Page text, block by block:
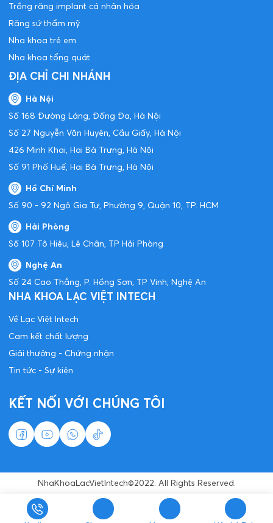
NHA KHOA LẠC VIỆT INTECH
Về Lạc Việt Intech
Cam kết chất lượng
Giải thưởng - Chứng nhận
Tin tức - Sự kiện
KẾT NỐI VỚI CHÚNG TÔI
Trồng răng implant cá nhân hóa
Răng sứ thẩm mỹ
Nha khoa trẻ em
Nha khoa tổng quát
ĐỊA CHỈ CHI NHÁNH
Hà Nội
Số 168 Đường Láng, Đống Đa, Hà Nội
Số 27 Nguyễn Văn Huyên, Cầu Giấy, Hà Nội
426 Minh Khai, Hai Bà Trưng, Hà Nội
Số 91 Phố Huế, Hai Bà Trưng, Hà Nội
Hồ Chí Minh
Số 90 - 92 Ngô Gia Tự, Phường 9, Quận 10, TP. HCM
Hải Phòng
Số 107 Tô Hiệu, Lê Chân, TP Hải Phòng
Nghệ An
Số 24 Cao Thắng, P. Hồng Sơn, TP Vinh, Nghệ An
NhaKhoaLacVietIntech©2022. All Rights Reserved.